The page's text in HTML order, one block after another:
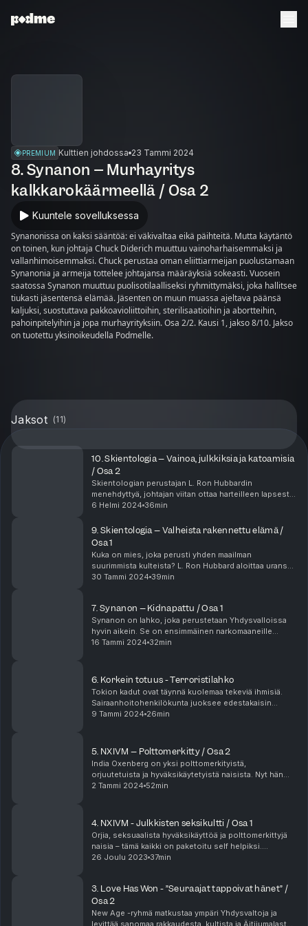
PREMIUM Kulttien johdossa 23 Tammi 2024
8. Synanon – Murhayritys
kalkkarokäärmeellä / Osa 2
Kuuntele sovelluksessa
Synanonissa on kaksi sääntöä: ei väkivaltaa eikä päihteitä. Mutta käytäntö
on toinen, kun johtaja Chuck Diderich muuttuu vainoharhaisemmaksi ja
vallanhimoisemmaksi. Chuck perustaa oman eliittiarmeijan puolustamaan
Synanonia ja armeija tottelee johtajansa määräyksiä sokeasti. Vuosein
saatossa Synanon muuttuu puolisotilaalliseksi ryhmittymäksi, joka hallitsee
tiukasti jäsentensä elämää. Jäsenten on muun muassa ajeltava päänsä
kaljuksi, suostuttava pakkoavioliittoihin, sterilisaatioihin ja abortteihin,
pahoinpitelyihin ja jopa murhayrityksiin. Osa 2/2. Kausi 1, jakso 8/10. Jakso
on tuotettu yksinoikeudella Podmelle.
Jaksot (11)
10. Skientologia – Vainoa, julkkiksia ja katoamisia
/ Osa 2
Skientologian perustajan L. Ron Hubbardin
menehdyttyä, johtajan viitan ottaa harteilleen lapsesta
asti liikkeeseen kuulunut David Miscavige. Uuden
6 Helmi 2024 36min
9. Skientologia – Valheista rakennettu elämä /
Osa 1
Kuka on mies, joka perusti yhden maailman
suurimmista kulteista? L. Ron Hubbard aloittaa uransa
tieteiskirjailijana ja kirjoittaa teoksen, joka tulee
30 Tammi 2024 39min
7. Synanon – Kidnapattu / Osa 1
Synanon on lahko, joka perustetaan Yhdysvalloissa
hyvin aikein. Se on ensimmäinen narkomaaneille
suunnattu kuntoutusohjelma. Utopia, jossa raittius,
16 Tammi 2024 32min
6. Korkein totuus - Terroristilahko
Tokion kadut ovat täynnä kuolemaa tekeviä ihmisiä.
Sairaanhoitohenkilökunta juoksee edestakaisin
metrovaunuissa, joissa ihmiset kärisivät vakavista
9 Tammi 2024 26min
5. NXIVM – Polttomerkitty / Osa 2
India Oxenberg on yksi polttomerkityistä,
orjuutetuista ja hyväksikäytetyistä naisista. Nyt hän
kertoo kuinka hänestä tuli manipuloinnin ja
2 Tammi 2024 52min
4. NXIVM - Julkkisten seksikultti / Osa 1
Orjia, seksuaalista hyväksikäyttöä ja polttomerkittyjä
naisia – tämä kaikki on paketoitu self helpiksi.
Hierarkian ylimpänä on mies nimeltään Keith Raniere,
26 Joulu 2023 37min
3. Love Has Won - ”Seuraajat tappoivat hänet” /
Osa 2
New Age -ryhmä matkustaa ympäri Yhdysvaltoja ja
levittää sanomaa rakkaudesta, kultista ja Äitijumalasta.